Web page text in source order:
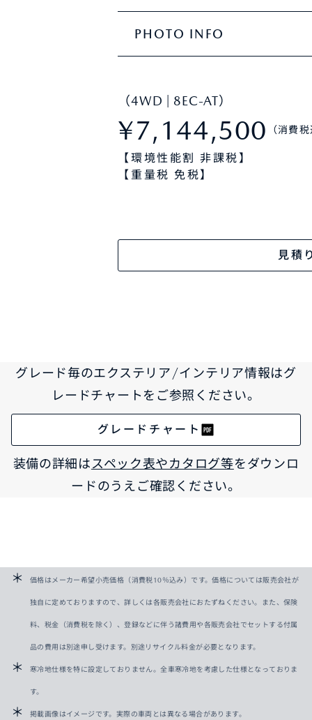
PHOTO INFO
（4WD | 8EC-AT）
¥7,144,500 （消費
【環境性能割 非課税】
【重量税 免税】
見積
グレード毎のエクステリア/インテリア情報はグ
レードチャートをご参照ください。
グレードチャート
装備の詳細はスペック表やカタログ等をダウンロ
ードのうえご確認ください。
価格はメーカー希望小売価格（消費税10％込み）です。価格については販売会社が
独自に定めておりますので、詳しくは各販売会社におたずねください。また、保険
料、税金（消費税を除く）、登録などに伴う諸費用や各販売会社でセットする付属
品の費用は別途申し受けます。別途リサイクル料金が必要となります。
寒冷地仕様を特に設定しておりません。全車寒冷地を考慮した仕様となっておりま
す。
掲載画像はイメージです。実際の車両とは異なる場合があります。